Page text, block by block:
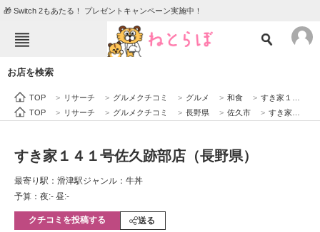
🎁 Switch 2もあたる！ プレゼントキャンペーン実施中！
エンタメ クイズ
住まい 教育・育児
動物
会員記事
お店を検索
TOP > リサーチ > グルメクチコミ > グルメ > 和食 > すき家１４１号佐久跡部店（長野県）
TOP
> リサーチ > グルメクチコミ > 長野県 > 佐久市 > すき家１４１号佐久跡部店（長野県）
すき家１４１号佐久跡部店（長野県）
最寄り駅：滑津駅ジャンル：牛丼
予算：夜:‐ 昼:‐
クチコミを投稿する 送る